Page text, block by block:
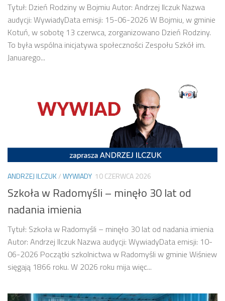
Tytuł: Dzień Rodziny w Bojmiu Autor: Andrzej Ilczuk Nazwa
audycji: WywiadyData emisji: 15-06-2026 W Bojmiu, w gminie
Kotuń, w sobotę 13 czerwca, zorganizowano Dzień Rodziny.
To była wspólna inicjatywa społeczności Zespołu Szkół im.
Januarego...
ANDRZEJ ILCZUK/WYWIADY 10 CZERWCA 2026
Szkoła w Radomyśli – minęło 30 lat od
nadania imienia
Tytuł: Szkoła w Radomyśli – minęło 30 lat od nadania imienia
Autor: Andrzej Ilczuk Nazwa audycji: WywiadyData emisji: 10-
06-2026 Początki szkolnictwa w Radomyśli w gminie Wiśniew
sięgają 1866 roku. W 2026 roku mija więc...